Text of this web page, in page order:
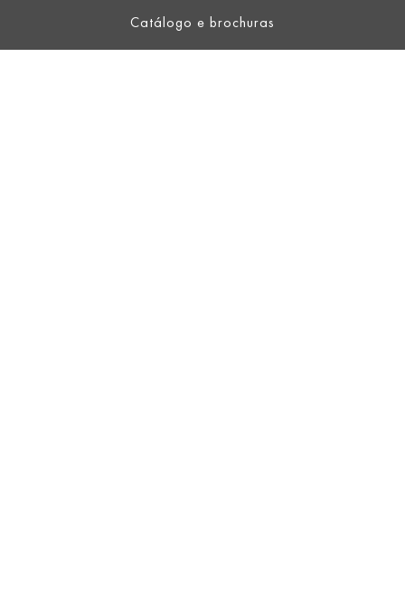
Catálogo e brochuras